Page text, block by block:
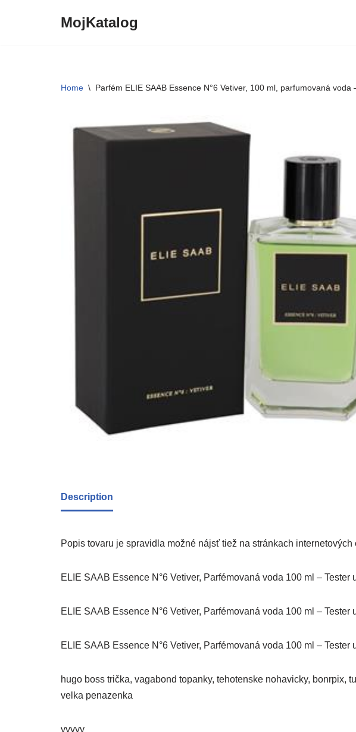
MojKatalog
Home \ Parfém ELIE SAAB Essence N°6 Vetiver, 100 ml, parfumovaná voda
Description
Popis tovaru je spravidla možné nájsť tiež na stránkach internetových
ELIE SAAB Essence N°6 Vetiver, Parfémovaná voda 100 ml –
ELIE SAAB Essence N°6 Vetiver, Parfémovaná voda 100 ml –
ELIE SAAB Essence N°6 Vetiver, Parfémovaná voda 100 ml –
hugo boss trička, vagabond topanky, tehotenske nohavicky, bonrpix,
velka penazenka
yyyyy